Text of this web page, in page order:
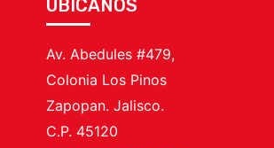
UBICANOS
Av. Abedules #479,
Colonia Los Pinos
Zapopan. Jalisco.
C.P. 45120